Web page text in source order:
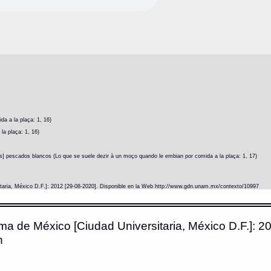
a la plaça: 1, 16)
la plaça: 1, 16)
pescados blancos (Lo que se suele dezir à un moço quando le embian por comida a la plaça: 1, 17)
México D.F.]: 2012 [29-08-2020]. Disponible en la Web http://www.gdn.unam.mx/contexto/10997
de México [Ciudad Universitaria, México D.F.]: